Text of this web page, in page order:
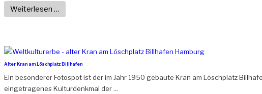
Weiterlesen …
Alter Kran am Löschplatz Billhafen
Ein besonderer Fotospot ist der im Jahr 1950 gebaute Kran am Löschplatz
eingetragenes Kulturdenkmal der ...